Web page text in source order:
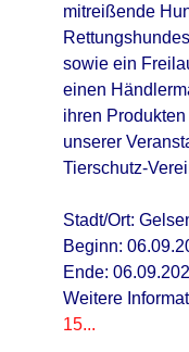
mitreißende
sowie ein
einen
ihren Produkten
unserer
Tierschutz-
Stadt/Ort:
Beginn:
Ende:
Weitere
15...